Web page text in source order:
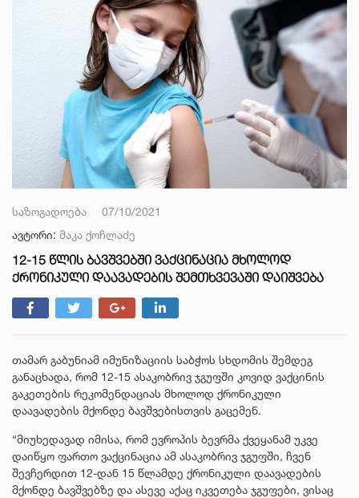
საზოგადოება
07/10/2021
ავტორი: მაკა ქოჩლაძე
12-15 ᲬᲚᲘᲡ ᲑᲐᲕᲨᲕᲔᲑᲨᲘ ᲕᲐᲥᲪᲘᲜᲐᲪᲘᲐ ᲛᲮᲝᲚᲝᲓ
ᲥᲠᲝᲜᲘᲙᲣᲚᲘ ᲓᲐᲐᲕᲐᲓᲔᲑᲘᲡ ᲨᲔᲛᲗᲮᲕᲔᲕᲐᲨᲘ ᲓᲐᲘᲨᲕᲔᲑᲐ
თამარ გაბუნიამ იმუნიზაციის საბჭოს სხდომის შემდეგ
განაცხადა, რომ 12-15 ასაკობრივ ჯგუფში კოვიდ ვაქცინის
გაკეთების რეკომენდაციას მხოლოდ ქრონიკული
დაავადების მქონდე ბავშვებისთვის გაცემენ.
“მიუხედავად იმისა, რომ ევროპის ბევრმა ქვეყანამ უკვე
დაიწყო ფართო ვაქცინაცია ამ ასაკობრივ ჯგუფში, ჩვენ
შევჩერდით 12-დან 15 წლამდე ქრონიკული დაავადების
მქონდე ბავშვებზე და ასევე აქაც იკვეთება ჯგუფები, ვისაც